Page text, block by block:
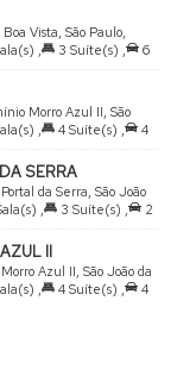
Boa Vista, São Paulo,
, 3 Suíte(s) ,
6
Morro Azul II, São
, 4 Suíte(s) ,
4
.00m²
SERRA
da Serra, São João
, 3 Suíte(s) ,
2
.72m²
II
Azul II, São João da
, 4 Suíte(s) ,
4